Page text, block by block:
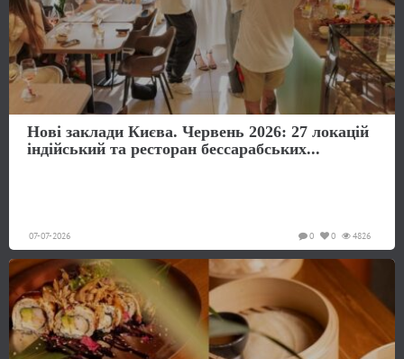
Нові заклади Києва. Червень 2026: 27 локацій
індійський та ресторан бессарабських...
07-07-2026 4826
0
0